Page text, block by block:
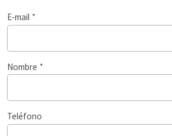
E-mail *
Nombre *
Teléfono